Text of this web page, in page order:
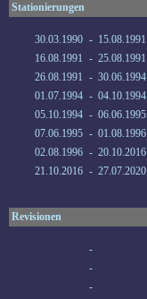
Stationierungen
30.03.1990 - 15.08.1991
16.08.1991 - 25.08.1991
26.08.1991 - 30.06.1994
01.07.1994 - 04.10.1994
05.10.1994 - 06.06.1995
07.06.1995 - 01.08.1996
02.08.1996 - 20.10.2016
21.10.2016 - 27.07.2020
Revisionen
-
-
-